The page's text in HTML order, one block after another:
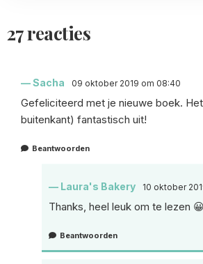
27 reacties
Sacha 09 oktober 2019 om 08:40
Gefeliciteerd met je nieuwe boek.
buitenkant) fantastisch uit!
Beantwoorden
Laura's Bakery 10 oktober
Thanks, heel leuk om te lezen 😀
Beantwoorden